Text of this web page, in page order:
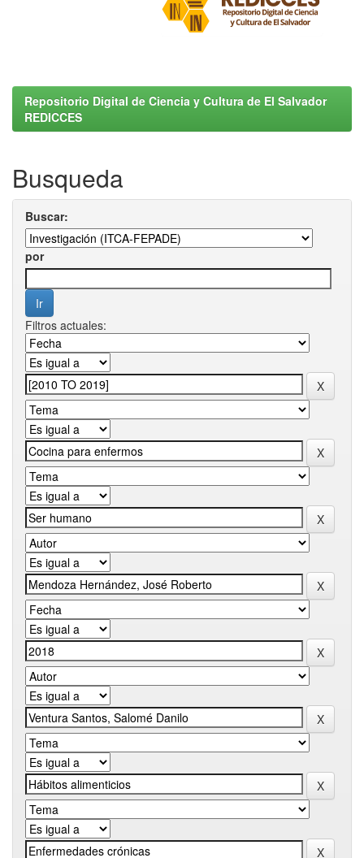
Repositorio Digital de Ciencia y Cultura de El Salvador
REDICCES
Busqueda
Buscar:
por
Filtros actuales: